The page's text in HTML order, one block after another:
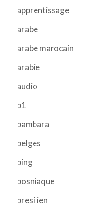
apprentissage
arabe
arabe marocain
arabie
audio
b1
bambara
belges
bing
bosniaque
bresilien